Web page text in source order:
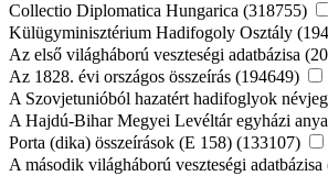
Collectio Diplomatica Hungarica (318755)
Külügyminisztérium Hadifogoly Osztály
Az első világháború veszteségi adatbázisa
Az 1828. évi országos összeírás (194649)
A Szovjetunióból hazatért hadifoglyok
A Hajdú-Bihar Megyei Levéltár egyházi
Porta (dika) összeírások (E 158) (133107)
A második világháború veszteségi